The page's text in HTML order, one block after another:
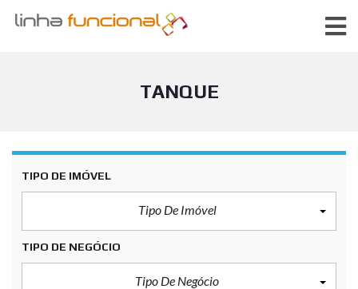
TANQUE
TIPO DE IMÓVEL
Tipo De Imóvel
TIPO DE NEGÓCIO
Tipo De Negócio